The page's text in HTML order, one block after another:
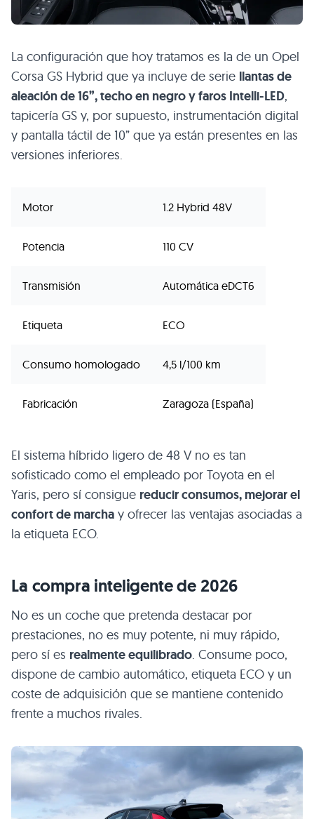
La configuración que hoy tratamos es la de un Opel
Corsa GS Hybrid que ya incluye de serie llantas de
aleación de 16”, techo en negro y faros Intelli-LED,
tapicería GS y, por supuesto, instrumentación digital
y pantalla táctil de 10” que ya están presentes en las
versiones inferiores.
Motor 1.2 Hybrid 48V
Potencia 110 CV
Transmisión Automática eDCT6
Etiqueta ECO
Consumo homologado 4,5 l/100 km
Fabricación Zaragoza (España)
El sistema híbrido ligero de 48 V no es tan
sofisticado como el empleado por Toyota en el
Yaris, pero sí consigue reducir consumos, mejorar el
confort de marcha y ofrecer las ventajas asociadas a
la etiqueta ECO.
La compra inteligente de 2026
No es un coche que pretenda destacar por
prestaciones, no es muy potente, ni muy rápido,
pero sí es realmente equilibrado. Consume poco,
dispone de cambio automático, etiqueta ECO y un
coste de adquisición que se mantiene contenido
frente a muchos rivales.